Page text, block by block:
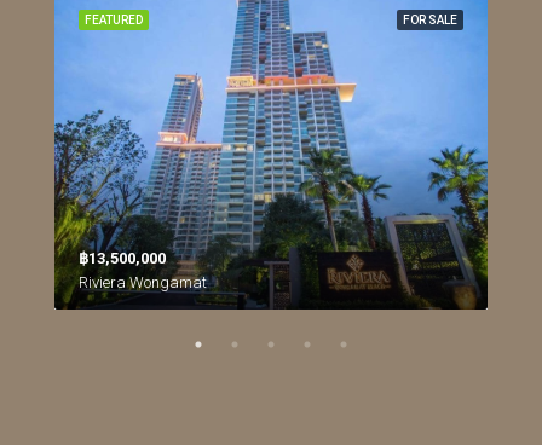
FOR SALE
FEATURED
฿13,500,000
Riviera Wongamat